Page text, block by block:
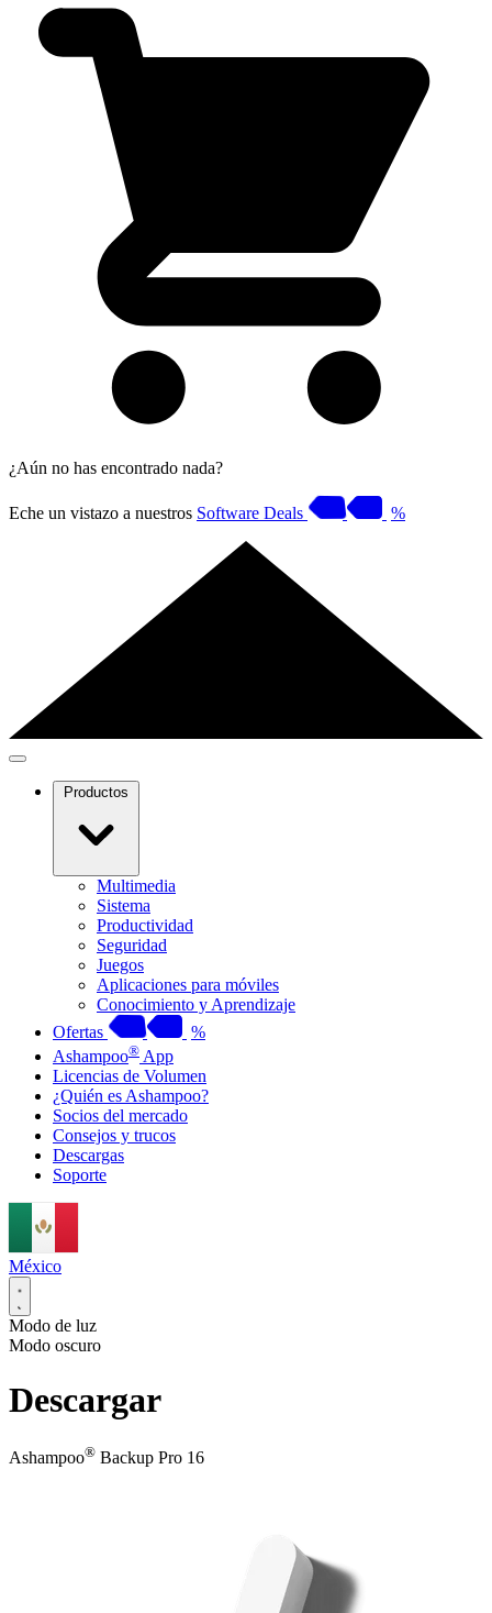
¿Aún no has encontrado nada?
Eche un vistazo a nuestros Software Deals %
Productos
Multimedia
Sistema
Productividad
Seguridad
Juegos
Aplicaciones para móviles
Conocimiento y Aprendizaje
Ofertas
%
Ashampoo® App
Licencias de Volumen
¿Quién es Ashampoo?
Socios del mercado
Consejos y trucos
Descargas
Soporte
México
Modo de luz
Modo oscuro
Descargar
Ashampoo® Backup Pro 16